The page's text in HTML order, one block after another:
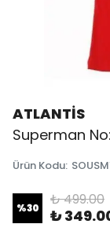
ATLANTİS
Superman
Ürün Kodu:
%30 ₺ 499.00
₺